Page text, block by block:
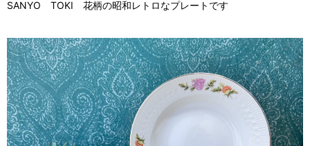
SANYO TOKI 花柄の昭和レトロなプレートです